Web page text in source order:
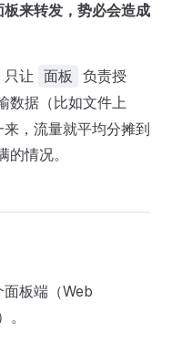
来转发，势必会造成
只让 面板
负责授
数据（比如文件上
，流量就平均分摊到
的情况。
板端（Web